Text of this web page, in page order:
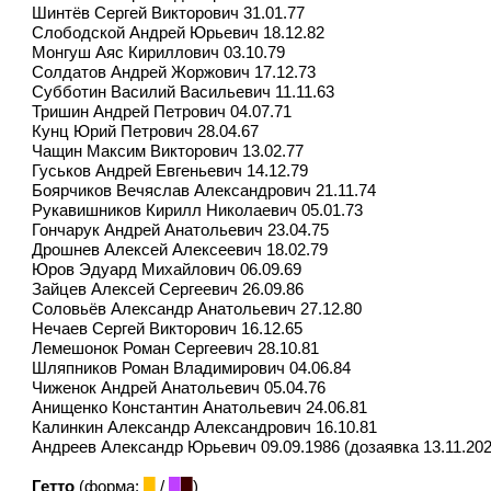
Шинтёв Сергей Викторович 31.01.77
Слободской Андрей Юрьевич 18.12.82
Монгуш Аяс Кириллович 03.10.79
Солдатов Андрей Жоржович 17.12.73
Субботин Василий Васильевич 11.11.63
Тришин Андрей Петрович 04.07.71
Кунц Юрий Петрович 28.04.67
Чащин Максим Викторович 13.02.77
Гуськов Андрей Евгеньевич 14.12.79
Боярчиков Вечяслав Александрович 21.11.74
Рукавишников Кирилл Николаевич 05.01.73
Гончарук Андрей Анатольевич 23.04.75
Дрошнев Алексей Алексеевич 18.02.79
Юров Эдуард Михайлович 06.09.69
Зайцев Алексей Сергеевич 26.09.86
Соловьёв Александр Анатольевич 27.12.80
Нечаев Сергей Викторович 16.12.65
Лемешонок Роман Сергеевич 28.10.81
Шляпников Роман Владимирович 04.06.84
Чиженок Андрей Анатольевич 05.04.76
Анищенко Константин Анатольевич 24.06.81
Калинкин Александр Александрович 16.10.81
Андреев Александр Юрьевич 09.09.1986 (дозаявка
Гетто (форма: / █)